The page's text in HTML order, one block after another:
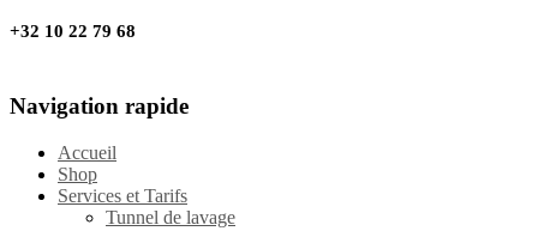
+32 10 22 79 68
Navigation rapide
Accueil
Shop
Services et Tarifs
Tunnel de lavage